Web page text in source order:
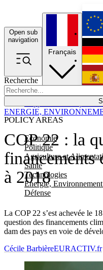
Open sub
navigation
Recherche
POLICY AREAS
Economie
Politique
Agriculture et
Santé
Technologies
Energie,
Défense
Français
COP 22 : la
financements
à 2018
La COP 22 s’est achevée le
question des financements
dam des pays en voie de
ENERGIE,
Cécile BarbièreEURACTIV.fr